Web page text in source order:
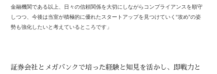
金融機関である以上、日々の信頼関係を大切にしながらコンプライアンスを順守
しつつ、今後は当室が積極的に優れたスタートアップを見つけていく“攻め”の姿
勢も強化したいと考えているところです」
証券会社とメガバンクで培った経験と知見を活かし、即戦力と